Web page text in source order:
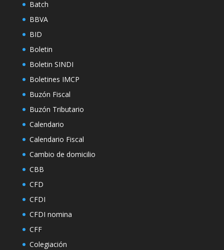
Batch
BBVA
BID
Boletin
Boletin SINDI
Boletines IMCP
Buzón Fiscal
Buzón Tributario
Calendario
Calendario Fiscal
Cambio de domicilio
CBB
CFD
CFDI
CFDI nomina
CFF
Colegiación